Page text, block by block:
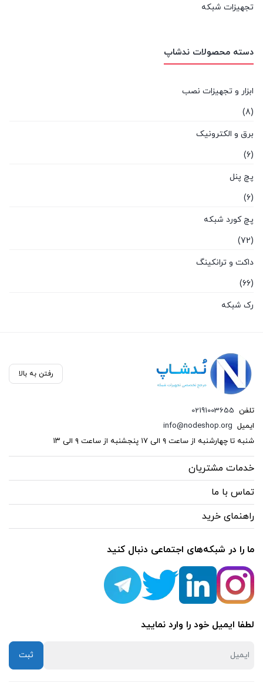
تجهیزات شبکه
دسته محصولات ندشاپ
ابزار و تجهیزات نصب
(8)
برق و الکترونیک
(6)
پچ پنل
(6)
پچ کورد شبکه
(72)
داکت و ترانکینگ
(66)
رک شبکه
(136)
سوکت و کیستون
(26)
فیبر نوری
(121)
(13)
کیستون
(12)
یو پی اس
(6)
رفتن به بالا
تلفن 02191003655
ایمیل info@nodeshop.org
شنبه تا چهارشنبه از ساعت ۹ الی ۱۷ پنجشنبه از ساعت ۹ الی ۱۳
خدمات مشتریان
تماس با ما
راهنمای خرید
ما را در شبکه‌های اجتماعی دنبال کنید
لطفا ایمیل خود را وارد نمایید